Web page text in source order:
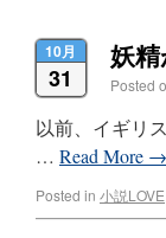
10月
31
妖
Posted
以前、イギリ
… Read More →
Posted in 小説LOVE